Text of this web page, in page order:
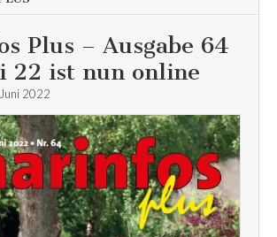
Plus – Ausgabe 64
22 ist nun online
2022